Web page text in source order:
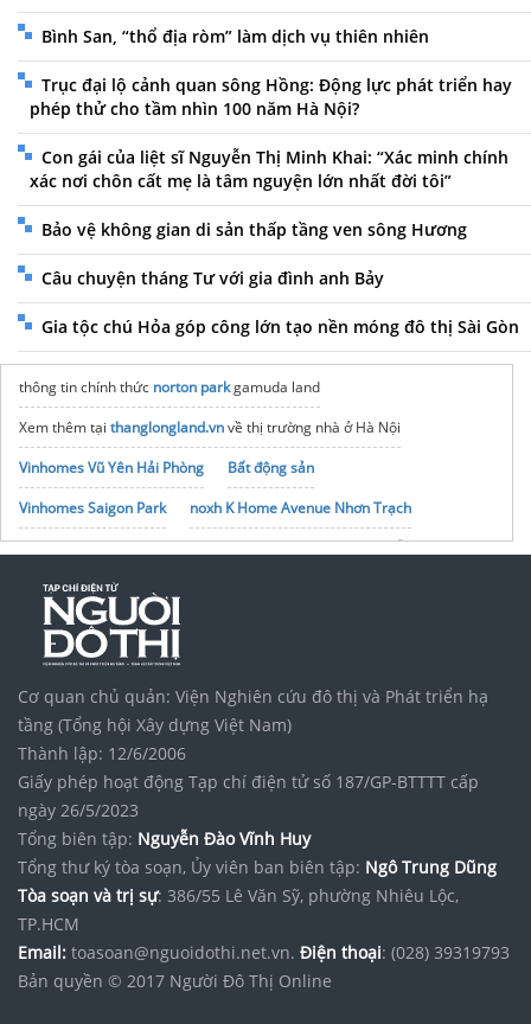
Bình San, “thổ địa ròm” làm dịch vụ thiên nhiên
Trục đại lộ cảnh quan sông Hồng: Động lực phát triển hay
phép thử cho tầm nhìn 100 năm Hà Nội?
Con gái của liệt sĩ Nguyễn Thị Minh Khai: “Xác minh chính
xác nơi chôn cất mẹ là tâm nguyện lớn nhất đời tôi”
Bảo vệ không gian di sản thấp tầng ven sông Hương
Câu chuyện tháng Tư với gia đình anh Bảy
Gia tộc chú Hỏa góp công lớn tạo nền móng đô thị Sài Gòn
thông tin chính thức norton parkgamuda land
Xem thêm tại thanglongland.vnvề thị trường nhà ở Hà Nội
Vinhomes Vũ Yên Hải Phòng
Bất động sản
Vinhomes Saigon Park
noxh K Home Avenue Nhơn Trạch
Tập đoàn Bcons Group
ra mắtvinhomes làng vân đà nẵng
Vị trí Vinhomes Làng Vân
KdtVinhomes Vu YenHai Phong
Giá song lập Vinhomes Green City
Cơ quan chủ quản: Viện Nghiên cứu đô thị và Phát triển hạ
tầng (Tổng hội Xây dựng Việt Nam)
Thành lập: 12/6/2006
Giấy phép hoạt động Tạp chí điện tử số 187/GP-BTTTT cấp
ngày 26/5/2023
Tổng biên tập: Nguyễn Đào Vĩnh Huy
Tổng thư ký tòa soạn, Ủy viên ban biên tập: Ngô Trung Dũng
Tòa soạn và trị sự: 386/55 Lê Văn Sỹ, phường Nhiêu Lộc,
TP.HCM
Email: toasoan@nguoidothi.net.vn. Điện thoại: (028) 39319793
Bản quyền © 2017 Người Đô Thị Online